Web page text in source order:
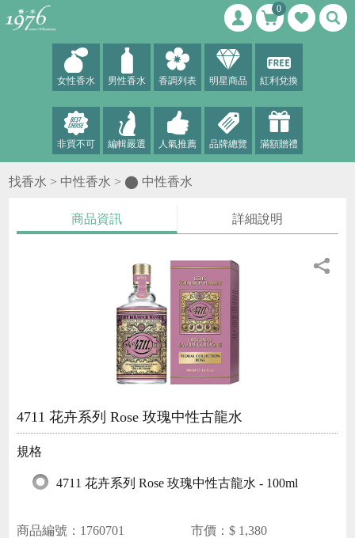
0
女性香水 男性香水 香調列表 明星商品 紅利兌換
非買不可 編輯嚴選 人氣推薦 品牌總覽 滿額贈禮
找香水 > 中性香水 > ⬤ 中性香水
商品資訊 詳細說明
4711 花卉系列 Rose 玫瑰中性古龍水
規格
4711 花卉系列 Rose 玫瑰中性古龍水 - 100ml
商品編號： 1760701 市價：$ 1,380